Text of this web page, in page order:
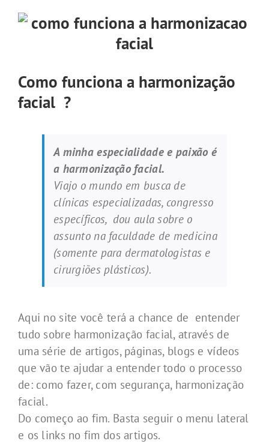
Como funciona a harmonização
facial ?
A minha especialidade e paixão é
a harmonização facial.
Viajo o mundo em busca de
clínicas especializadas, congresso
específicos, dou aula sobre o
assunto na faculdade de medicina
(somente para dermatologistas e
cirurgiões plásticos).
Aqui no site você terá a chance de entender
tudo sobre harmonização facial, através de
uma série de artigos, páginas, blogs e vídeos
que vão te ajudar a entender todo o processo
de: como fazer, com segurança, harmonização
facial.
Do começo ao fim. Basta seguir o menu lateral
e os links no fim dos artigos.